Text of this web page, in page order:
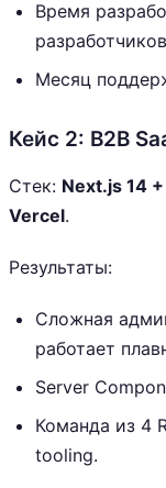
Время
Месяц
Кейс 2: B2B
Стек: Next.js 14
Vercel.
Результаты:
Сложная
работает
Server
Команда из 4
tooling.